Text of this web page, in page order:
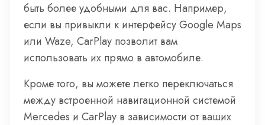
быть более удобными для вас. Например,
если вы привыкли к интерфейсу Google Maps
или Waze, CarPlay позволит вам
использовать их прямо в автомобиле.
Кроме того, вы можете легко переключаться
между встроенной навигационной системой
Mercedes и CarPlay в зависимости от ваших